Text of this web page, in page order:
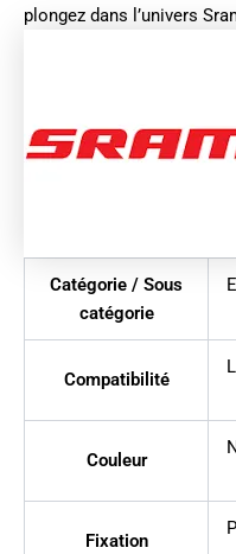
plongez dans l’univers
Catégorie / Sous
catégorie
Compatibilité
Couleur
Fixation